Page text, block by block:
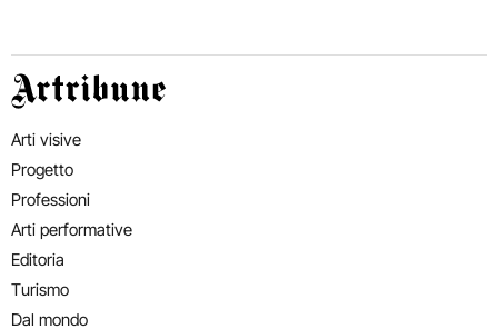
Artribune
Arti visive
Progetto
Professioni
Arti performative
Editoria
Turismo
Dal mondo